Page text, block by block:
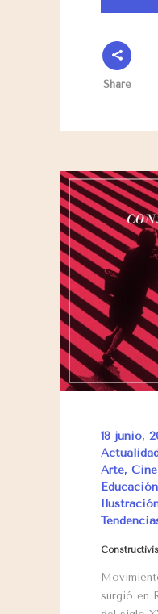
Share
18 junio,
Arte, Cine
Educación
surgió en